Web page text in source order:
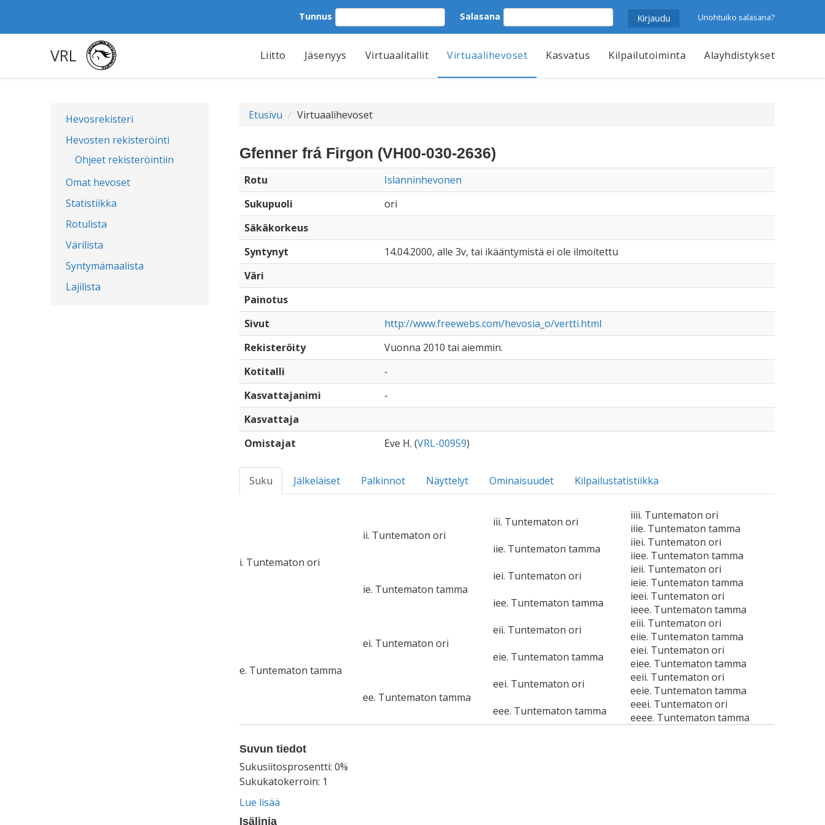
Tunnus Salasana Unohtuiko salasana?
VRL Liitto Jäsenyys Virtuaalitallit Virtuaalihevoset Kasvatus Kilpailutoiminta Alayhdistykset
Hevosrekisteri
Hevosten rekisteröinti
Ohjeet rekisteröintiin
Omat hevoset
Statistiikka
Rotulista
Värilista
Syntymämaalista
Lajilista
Etusivu Virtuaalihevoset
Gfenner frá Firgon (VH00-030-2636)
Rotu
Islanninhevonen
Sukupuoli
ori
Säkäkorkeus
Syntynyt
14.04.2000, alle 3v, tai ikääntymistä ei ole ilmoitettu
Väri
Painotus
Sivut
http://www.freewebs.com/hevosia_o/vertti.html
Rekisteröity
Vuonna 2010 tai aiemmin.
Kotitalli
-
Kasvattajanimi
-
Kasvattaja
Omistajat
Eve H. (VRL-00959)
Suku Jälkeläiset Palkinnot Näyttelyt Ominaisuudet Kilpailustatistiikka
i. Tuntematon ori
ii. Tuntematon ori
iii. Tuntematon ori
iiii. Tuntematon ori
iiie. Tuntematon tamma
iie. Tuntematon tamma
iiei. Tuntematon ori
iiee. Tuntematon tamma
ie. Tuntematon tamma
iei. Tuntematon ori
ieii. Tuntematon ori
ieie. Tuntematon tamma
iee. Tuntematon tamma
ieei. Tuntematon ori
ieee. Tuntematon tamma
e. Tuntematon tamma
ei. Tuntematon ori
eii. Tuntematon ori
eiii. Tuntematon ori
eiie. Tuntematon tamma
eie. Tuntematon tamma
eiei. Tuntematon ori
eiee. Tuntematon tamma
ee. Tuntematon tamma
eei. Tuntematon ori
eeii. Tuntematon ori
eeie. Tuntematon tamma
eee. Tuntematon tamma
eeei. Tuntematon ori
eeee. Tuntematon tamma
Suvun tiedot
Sukusiitosprosentti: 0%
Sukukatokerroin: 1
Lue lisää
Isälinja